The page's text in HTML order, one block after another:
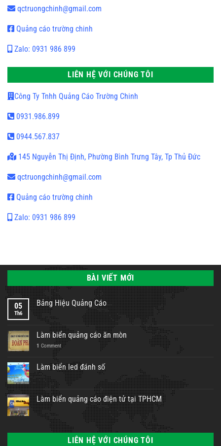
qctruongchinh@gmail.com
Quảng cáo trường chinh
Zalo: 0931 986 899
LIÊN HỆ VỚI CHÚNG TÔI
Công Ty Tnhh Quảng Cáo Trường Chinh
0931.986.899
0944.567.837
145 Nguyễn Thị Định, Phường Bình Trưng Tây, Tp Thủ Đức
qctruongchinh@gmail.com
Quảng cáo trường chinh
Zalo: 0931 986 899
BÀI VIẾT MỚI
05
Th6
Bảng Hiệu Quảng Cáo
Làm biển quảng cáo ăn mòn
1 Comment
Làm biển led đánh số
Làm biển quảng cáo điện tử tại TPHCM
LIÊN HỆ VỚI CHÚNG TÔI